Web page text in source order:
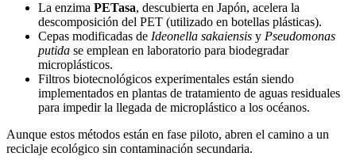
La enzima PETasa, descubierta en Japón, acelera la
descomposición del PET (utilizado en botellas plásticas).
Cepas modificadas de Ideonella sakaiensis y Pseudomonas
putida se emplean en laboratorio para biodegradar
microplásticos.
Filtros biotecnológicos experimentales están siendo
implementados en plantas de tratamiento de aguas residuales
para impedir la llegada de microplástico a los océanos.
Aunque estos métodos están en fase piloto, abren el camino a un
reciclaje ecológico sin contaminación secundaria.